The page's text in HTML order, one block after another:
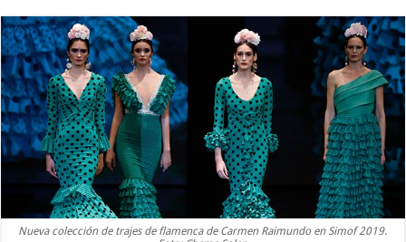
Nueva colección de trajes de flamenca de Carmen Raimundo en Simof 2019.